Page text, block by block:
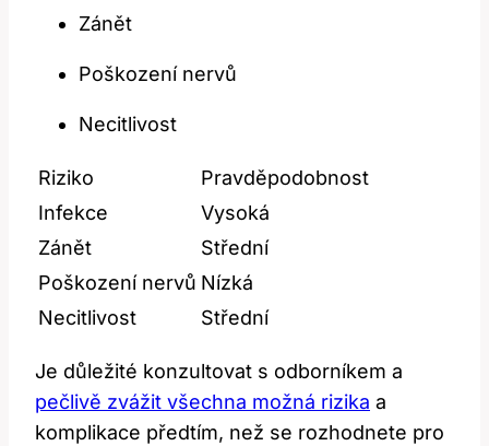
Zánět
Poškození ⁣nervů
Necitlivost
Riziko
Pravděpodobnost
Infekce
Vysoká
Zánět
Střední
Poškození ​nervů Nízká
Necitlivost
Střední
Je důležité konzultovat s ‌odborníkem a
pečlivě zvážit všechna možná rizika a
komplikace předtím, ⁣než⁣ se ‍rozhodnete pro